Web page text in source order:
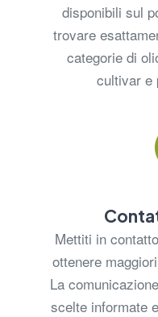
disponibili sul
trovare
categorie di
cultivar e
Mettiti in
ottenere
La
scelte informate